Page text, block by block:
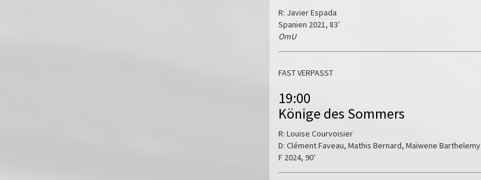
R: Javier Espada
Spanien 2021, 83′
OmU
FAST VERPASST
19:00
Könige des Sommers
R: Louise Courvoisier
D: Clément Faveau, Mathis Bernard, Maïwene Barthelemy
F 2024, 90′